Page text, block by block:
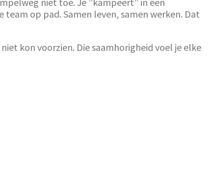
op pad. Samen leven, samen werken. Dat
kon voorzien. Die saamhorigheid voel je elke